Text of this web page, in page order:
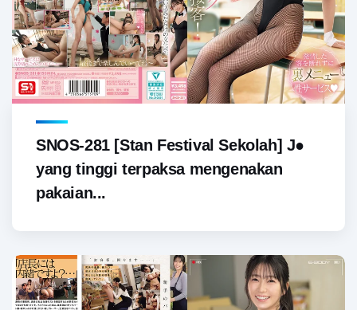
SNOS-281 [Stan Festival Sekolah] J●
yang tinggi terpaksa mengenakan
pakaian...